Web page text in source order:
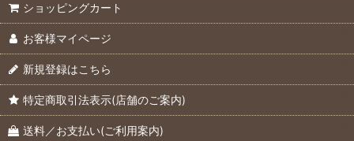
ショッピングカート
お客様マイページ
新規登録はこちら
特定商取引法表示(店舗のご案内)
送料／お支払い(ご利用案内)